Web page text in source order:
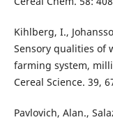
Kihlberg, I.,
Sensory qualities of
farming system,
Cereal Science. 39,
Pavlovich, Alan.,